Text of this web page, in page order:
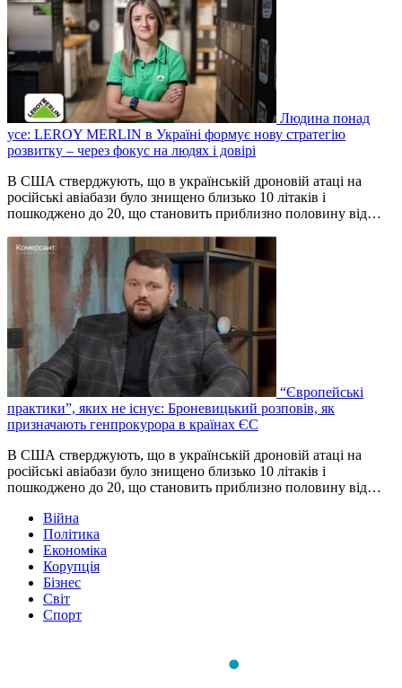
Людина понад
усе: LEROY MERLIN в Україні формує нову стратегію
розвитку – через фокус на людях і довірі
В США стверджують, що в українській дроновій атаці на
російські авіабази було знищено близько 10 літаків і
пошкоджено до 20, що становить приблизно половину від…
“Європейські
практики”, яких не існує: Броневицький розповів, як
призначають генпрокурора в країнах ЄС
В США стверджують, що в українській дроновій атаці на
російські авіабази було знищено близько 10 літаків і
пошкоджено до 20, що становить приблизно половину від…
Війна
Політика
Економіка
Корупція
Бізнес
Світ
Спорт